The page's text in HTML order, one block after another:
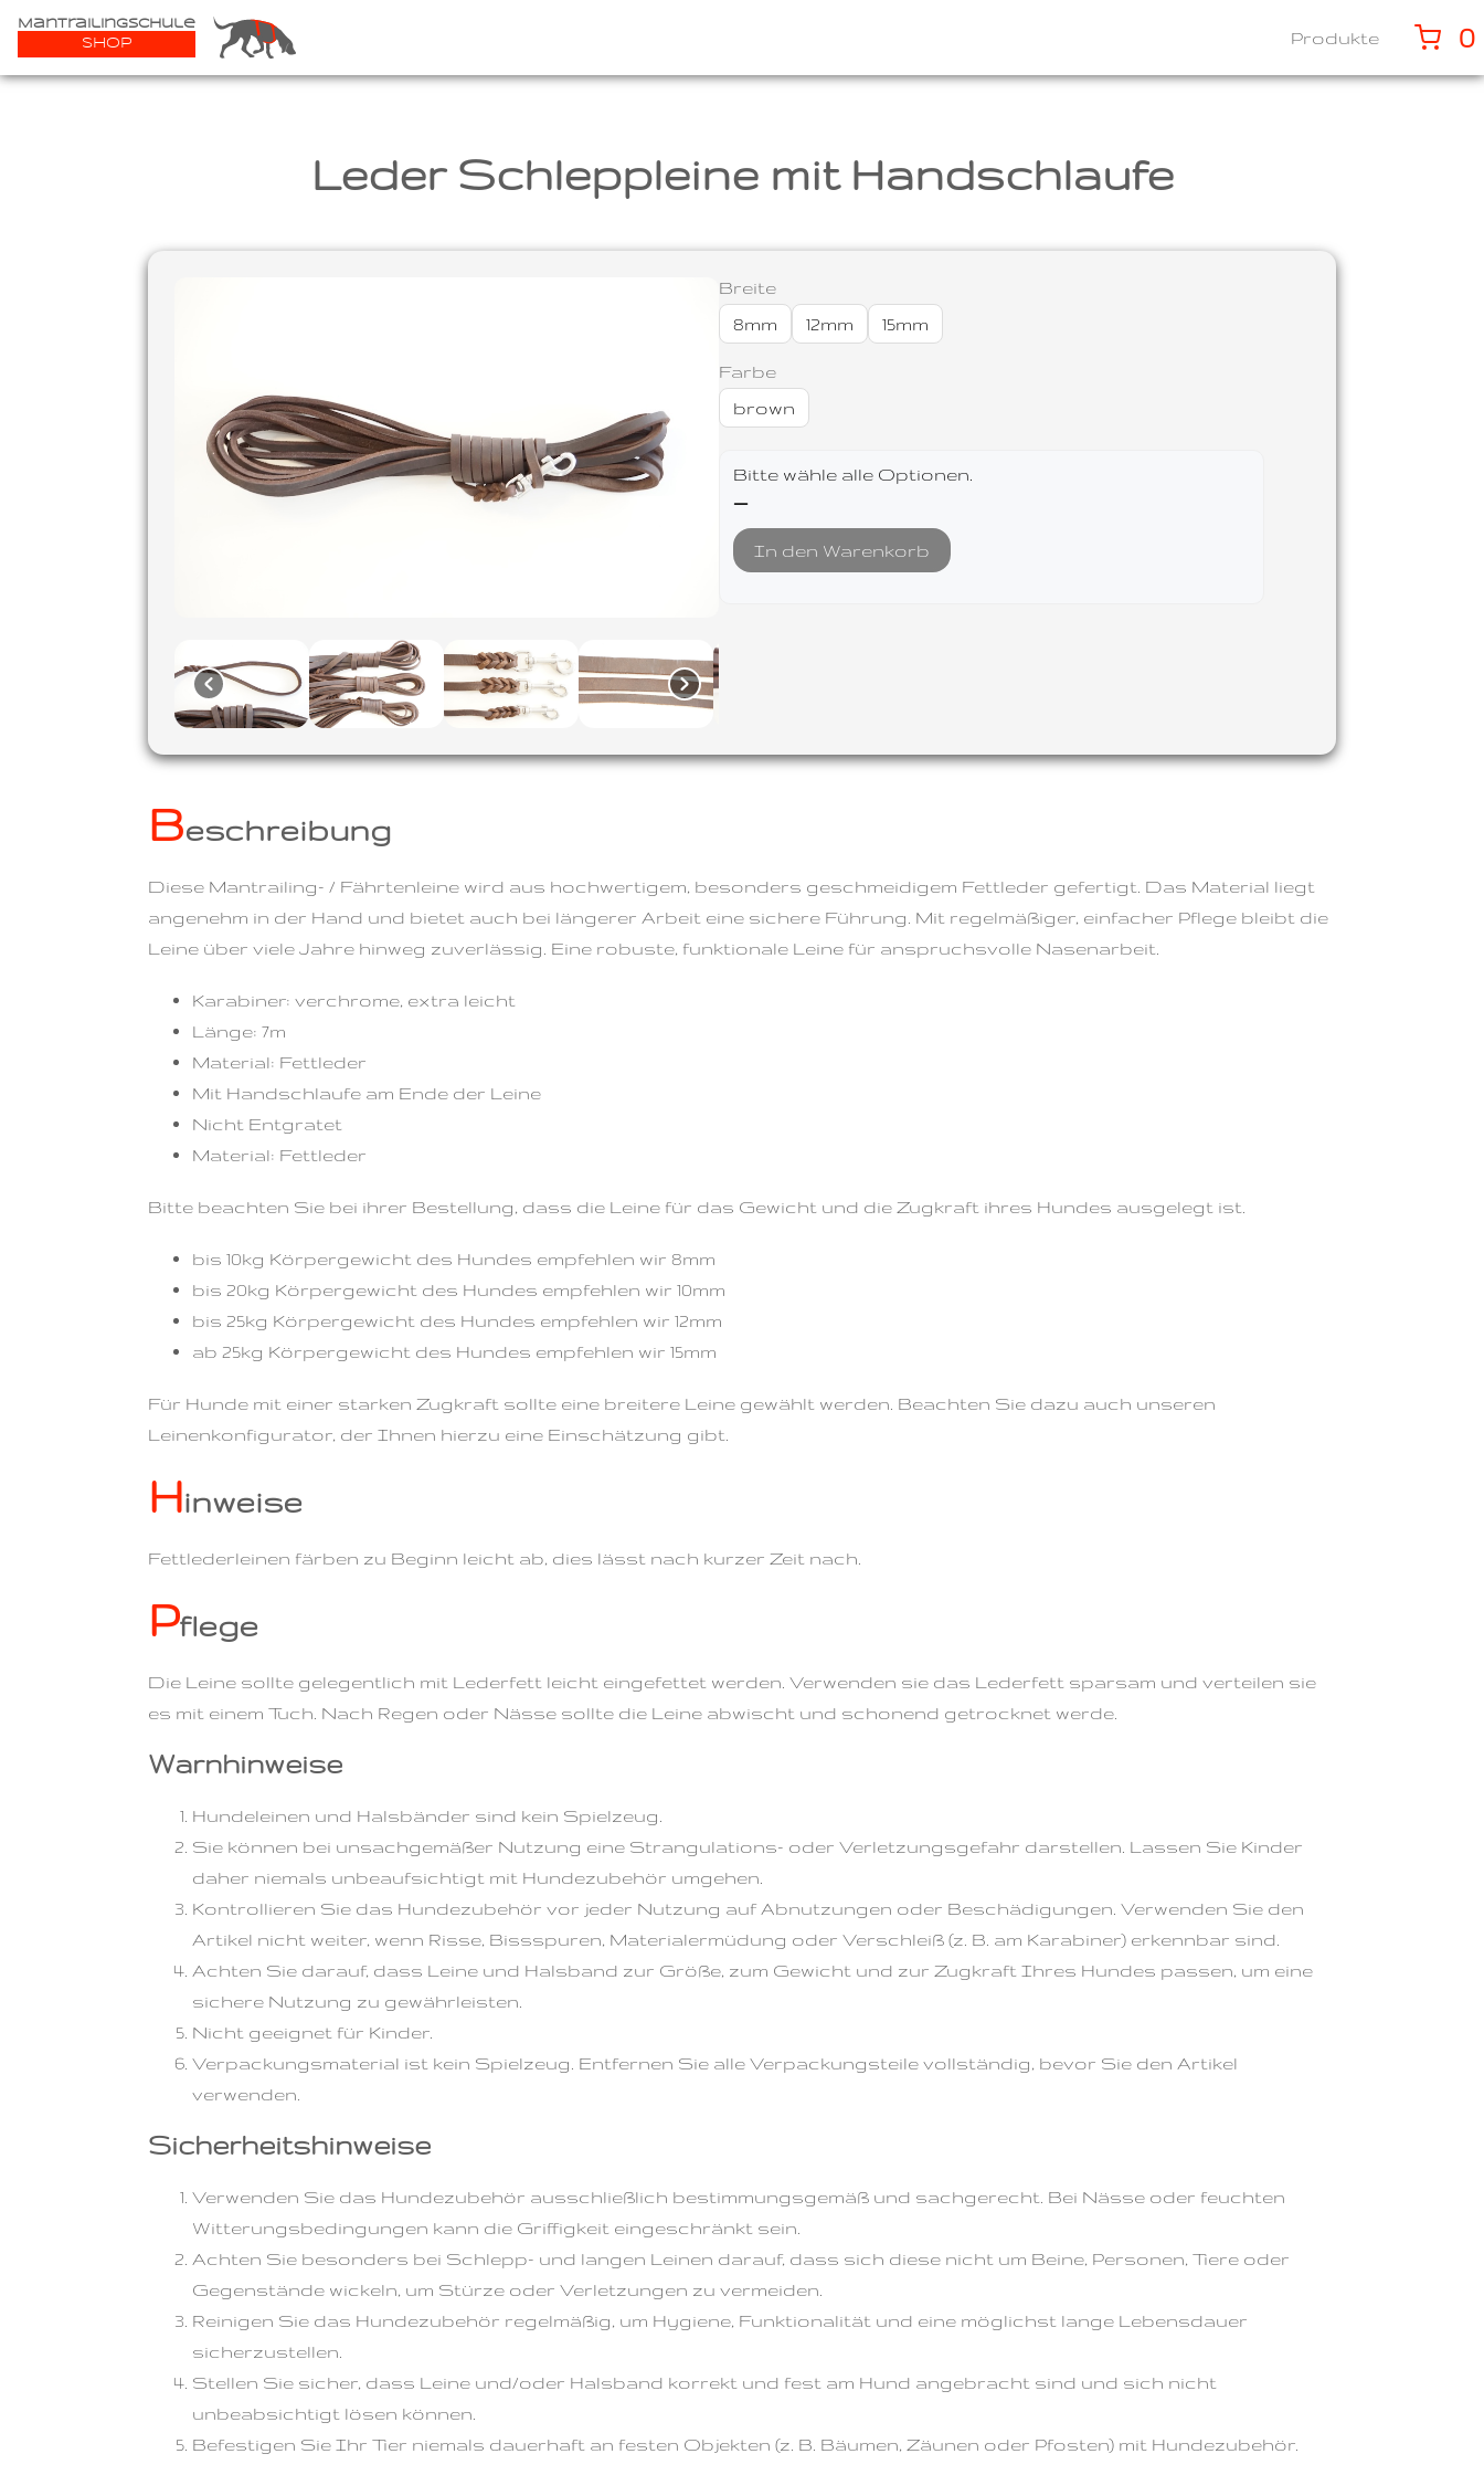
Mantrailingschule
Shop Produkte 0
Leder Schleppleine mit Handschlaufe
Breite
8mm
12mm 15mm
Farbe
brown
Bitte wähle alle Optionen.
—
In den Warenkorb
Beschreibung
Diese Mantrailing- / Fährtenleine wird aus hochwertigem, besonders geschmeidigem Fettleder gefertigt. Das Material liegt
angenehm in der Hand und bietet auch bei längerer Arbeit eine sichere Führung. Mit regelmäßiger, einfacher Pflege bleibt die
Leine über viele Jahre hinweg zuverlässig. Eine robuste, funktionale Leine für anspruchsvolle Nasenarbeit.
Karabiner: verchrome, extra leicht
Länge: 7m
Material: Fettleder
Mit Handschlaufe am Ende der Leine
Nicht Entgratet
Material: Fettleder
Bitte beachten Sie bei ihrer Bestellung, dass die Leine für das Gewicht und die Zugkraft ihres Hundes ausgelegt ist.
bis 10kg Körpergewicht des Hundes empfehlen wir 8mm
bis 20kg Körpergewicht des Hundes empfehlen wir 10mm
bis 25kg Körpergewicht des Hundes empfehlen wir 12mm
ab 25kg Körpergewicht des Hundes empfehlen wir 15mm
Für Hunde mit einer starken Zugkraft sollte eine breitere Leine gewählt werden. Beachten Sie dazu auch unseren
Leinenkonfigurator, der Ihnen hierzu eine Einschätzung gibt.
Hinweise
Fettlederleinen färben zu Beginn leicht ab, dies lässt nach kurzer Zeit nach.
Pflege
Die Leine sollte gelegentlich mit Lederfett leicht eingefettet werden. Verwenden sie das Lederfett sparsam und verteilen sie
es mit einem Tuch. Nach Regen oder Nässe sollte die Leine abwischt und schonend getrocknet werde.
Warnhinweise
Hundeleinen und Halsbänder sind kein Spielzeug.
Sie können bei unsachgemäßer Nutzung eine Strangulations- oder Verletzungsgefahr darstellen. Lassen Sie Kinder
daher niemals unbeaufsichtigt mit Hundezubehör umgehen.
Kontrollieren Sie das Hundezubehör vor jeder Nutzung auf Abnutzungen oder Beschädigungen. Verwenden Sie den
Artikel nicht weiter, wenn Risse, Bissspuren, Materialermüdung oder Verschleiß (z. B. am Karabiner) erkennbar sind.
Achten Sie darauf, dass Leine und Halsband zur Größe, zum Gewicht und zur Zugkraft Ihres Hundes passen, um eine
sichere Nutzung zu gewährleisten.
Nicht geeignet für Kinder.
Verpackungsmaterial ist kein Spielzeug. Entfernen Sie alle Verpackungsteile vollständig, bevor Sie den Artikel
verwenden.
Sicherheitshinweise
Verwenden Sie das Hundezubehör ausschließlich bestimmungsgemäß und sachgerecht. Bei Nässe oder feuchten
Witterungsbedingungen kann die Griffigkeit eingeschränkt sein.
Achten Sie besonders bei Schlepp- und langen Leinen darauf, dass sich diese nicht um Beine, Personen, Tiere oder
Gegenstände wickeln, um Stürze oder Verletzungen zu vermeiden.
Reinigen Sie das Hundezubehör regelmäßig, um Hygiene, Funktionalität und eine möglichst lange Lebensdauer
sicherzustellen.
Stellen Sie sicher, dass Leine und/oder Halsband korrekt und fest am Hund angebracht sind und sich nicht
unbeabsichtigt lösen können.
Befestigen Sie Ihr Tier niemals dauerhaft an festen Objekten (z. B. Bäumen, Zäunen oder Pfosten) mit Hundezubehör.